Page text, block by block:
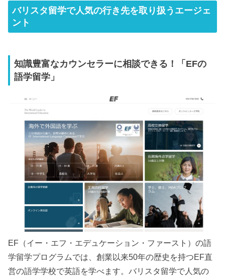
バリスタ留学で人気の行き先を取り扱うエージェ
ント
知識豊富なカウンセラーに相談できる！「EFの
語学留学」
EF（イー・エフ・エデュケーション・ファースト）の語
学留学プログラムでは、創業以来50年の歴史を持つEF直
営の語学学校で英語を学べます。バリスタ留学で人気の